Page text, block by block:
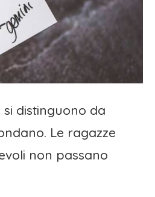
si distinguono da
Le ragazze
non passano